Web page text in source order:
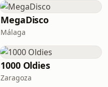
MegaDisco
Málaga
1000 Oldies
Zaragoza